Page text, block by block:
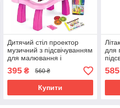
Дитячий стіл проектор
музичний з підсвічуванням
для малювання і
фломастерами Projector
Painting рожевий
395₴ 560 ₴
Купити
для
585